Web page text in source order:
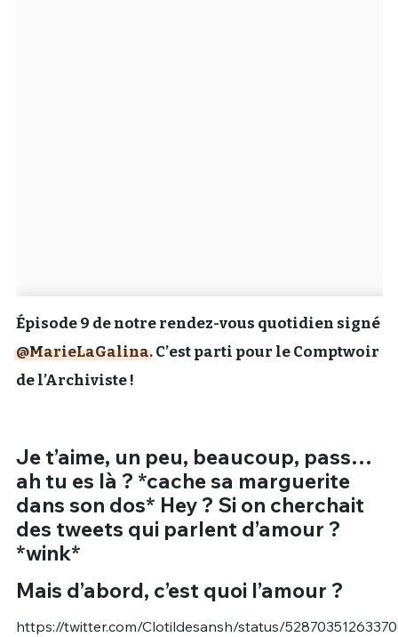
Épisode 9 de notre rendez-vous quotidien signé
@MarieLaGalina. C’est parti pour le Comptwoir
de l’Archiviste !
Je t’aime, un peu, beaucoup, pass…
ah tu es là ? *cache sa marguerite
dans son dos* Hey ? Si on cherchait
des tweets qui parlent d’amour ?
*wink*
Mais d’abord, c’est quoi l’amour ?
https://twitter.com/Clotildesansh/status/